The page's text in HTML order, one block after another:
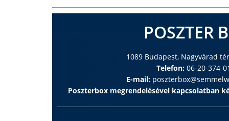
POSZTER
1089 Budapest, Nagyvárad
Telefon:06-20-374-
E-mail:
Poszterbox megrendelésével kapcsolatban